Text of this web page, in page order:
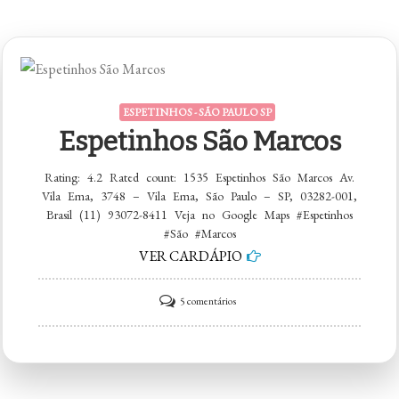
ESPETINHOS - SÃO PAULO SP
Espetinhos São Marcos
Rating: 4.2 Rated count: 1535 Espetinhos São Marcos Av.
Vila Ema, 3748 – Vila Ema, São Paulo – SP, 03282-001,
Brasil (11) 93072-8411 Veja no Google Maps #Espetinhos
#São #Marcos
VER CARDÁPIO
5 comentáriosem
Espetinhos